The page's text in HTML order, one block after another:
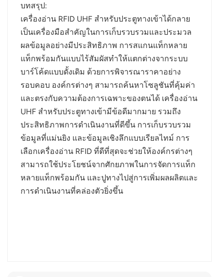
บทสรุป:
เครื่องอ่าน RFID UHF สำหรับประตูทางเข้าได้กลาย
เป็นเครื่องมือสำคัญในการเก็บรวบรวมและประมวล
ผลข้อมูลอย่างมีประสิทธิภาพ การสแกนแท็กหลาย
แท็กพร้อมกันแบบไร้สัมผัสทำให้แตกต่างจากระบบ
บาร์โค้ดแบบดั้งเดิม ด้วยการพิจารณาราคาอย่าง
รอบคอบ องค์กรต่างๆ สามารถค้นหาโซลูชันที่คุ้มค่า
และตรงกับความต้องการเฉพาะของตนได้ เครื่องอ่าน
UHF สำหรับประตูทางเข้ามีข้อดีมากมาย รวมถึง
ประสิทธิภาพการดำเนินงานที่ดีขึ้น การเก็บรวบรวม
ข้อมูลที่แม่นยิง และข้อมูลเชิงลึกแบบเรียลไทม์ การ
เลือกเครื่องอ่าน RFID ที่ดีที่สุดจะช่วยให้องค์กรต่างๆ
สามารถใช้ประโยชน์จากศักยภาพในการจัดการแท็ก
หลายแท็กพร้อมกัน และปูทางไปสู่การเพิ่มผลผลิตและ
การดำเนินงานที่คล่องตัวยิ่งขึ้น